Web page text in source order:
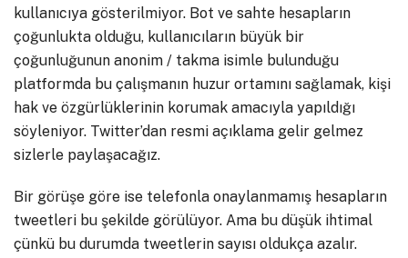
kullanıcıya gösterilmiyor. Bot ve sahte hesapların
çoğunlukta olduğu, kullanıcıların büyük bir
çoğunluğunun anonim / takma isimle bulunduğu
platformda bu çalışmanın huzur ortamını sağlamak, kişi
hak ve özgürlüklerinin korumak amacıyla yapıldığı
söyleniyor. Twitter’dan resmi açıklama gelir gelmez
sizlerle paylaşacağız.
Bir görüşe göre ise telefonla onaylanmamış hesapların
tweetleri bu şekilde görülüyor. Ama bu düşük ihtimal
çünkü bu durumda tweetlerin sayısı oldukça azalır.